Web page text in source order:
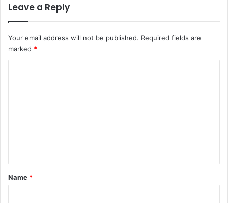
Leave a Reply
Your email address will not be published. Required fields are
marked *
*
Name *